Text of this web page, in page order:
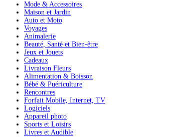
Mode & Accessoires
Maison et Jardin
Auto et Moto
Voyages
Animalerie
Beauté, Santé et Bien-être
Jeux et Jouets
Cadeaux
Livraison Fleurs
Alimentation & Boisson
Bébé & Puériculture
Rencontres
Forfait Mobile, Internet, TV
Logiciels
Appareil photo
Sports et Loisirs
Livres et Audible